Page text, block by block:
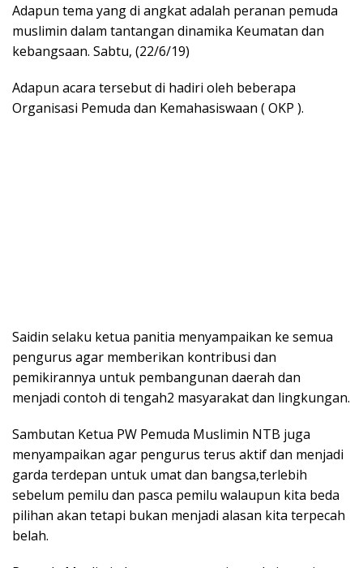
Adapun tema yang di angkat adalah peranan pemuda
muslimin dalam tantangan dinamika Keumatan dan
kebangsaan. Sabtu, (22/6/19)
Adapun acara tersebut di hadiri oleh beberapa
Organisasi Pemuda dan Kemahasiswaan ( OKP ).
Saidin selaku ketua panitia menyampaikan ke semua
pengurus agar memberikan kontribusi dan
pemikirannya untuk pembangunan daerah dan
menjadi contoh di tengah2 masyarakat dan lingkungan.
Sambutan Ketua PW Pemuda Muslimin NTB juga
menyampaikan agar pengurus terus aktif dan menjadi
garda terdepan untuk umat dan bangsa,terlebih
sebelum pemilu dan pasca pemilu walaupun kita beda
pilihan akan tetapi bukan menjadi alasan kita terpecah
belah.